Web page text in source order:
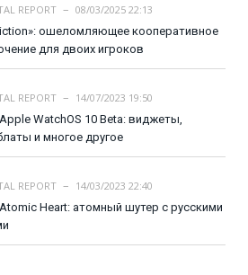
REPORT
08/03/2025 22:13
ошеломляющее кооперативное
для двоих игроков
REPORT
14/07/2023 19:50
WatchOS 10 Beta: виджеты,
и многое другое
REPORT
14/03/2023 22:40
Heart: атомный шутер с русскими